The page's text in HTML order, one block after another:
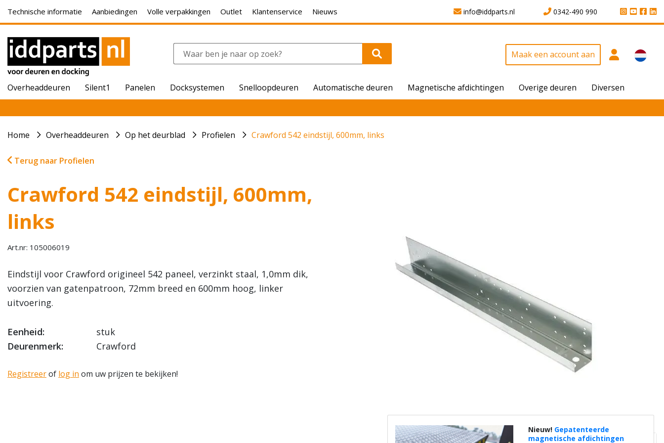
info@iddparts.nl 0342-490 990
Technische informatie Aanbiedingen Volle verpakkingen Outlet Klantenservice Nieuws
Maak een account aan
Overheaddeuren Silent1 Panelen Docksystemen Snelloopdeuren Automatische deuren Magnetische afdichtingen Overige deuren Diversen
Home Overheaddeuren Op het deurblad Profielen Crawford 542 eindstijl, 600mm, links
Terug naar Profielen
Crawford 542 eindstijl, 600mm,
links
Art.nr: 105006019
Eindstijl voor Crawford origineel 542 paneel, verzinkt staal, 1,0mm dik,
voorzien van gatenpatroon, 72mm breed en 600mm hoog, linker
uitvoering.
Eenheid:
stuk
Deurenmerk:
Crawford
Registreerof log in om uw prijzen te bekijken!
Nieuw! Gepatenteerde
magnetische afdichtingen